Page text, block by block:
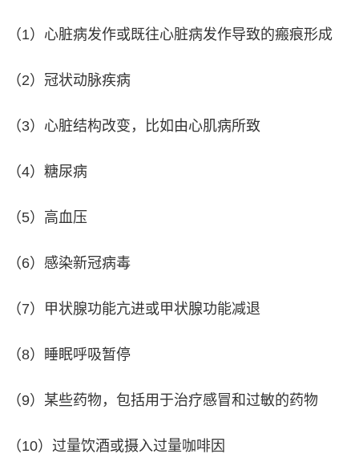
（1）心脏病发作或既往心脏病发作导致的瘢痕形成
（2）冠状动脉疾病
（3）心脏结构改变，比如由心肌病所致
（4）糖尿病
（5）高血压
（6）感染新冠病毒
（7）甲状腺功能亢进或甲状腺功能减退
（8）睡眠呼吸暂停
（9）某些药物，包括用于治疗感冒和过敏的药物
（10）过量饮酒或摄入过量咖啡因